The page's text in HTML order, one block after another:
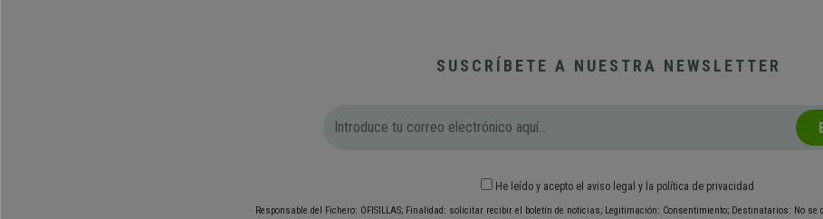
SUSCRÍBETE A NUESTRA NEWSLETTER
He leído y acepto el aviso legal y la política de privacidad
Responsable del Fichero: OFISILLAS; Finalidad: solicitar recibir el boletín de noticias; Legitimación: Consentimiento; Destinatarios: No